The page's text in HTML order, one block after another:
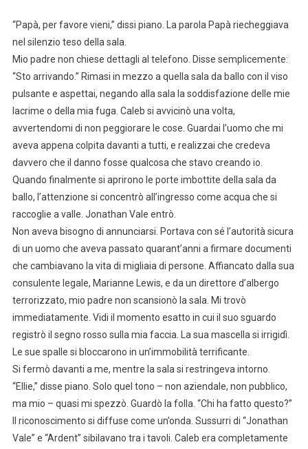
“Papà, per favore vieni,” dissi piano. La parola Papà riecheggiava
nel silenzio teso della sala.
Mio padre non chiese dettagli al telefono. Disse semplicemente:
“Sto arrivando.” Rimasi in mezzo a quella sala da ballo con il viso
pulsante e aspettai, negando alla sala la soddisfazione delle mie
lacrime o della mia fuga. Caleb si avvicinò una volta,
avvertendomi di non peggiorare le cose. Guardai l’uomo che mi
aveva appena colpita davanti a tutti, e realizzai che credeva
davvero che il danno fosse qualcosa che stavo creando io.
Quando finalmente si aprirono le porte imbottite della sala da
ballo, l’attenzione si concentrò all’ingresso come acqua che si
raccoglie a valle. Jonathan Vale entrò.
Non aveva bisogno di annunciarsi. Portava con sé l’autorità sicura
di un uomo che aveva passato quarant’anni a firmare documenti
che cambiavano la vita di migliaia di persone. Affiancato dalla sua
consulente legale, Marianne Lewis, e da un direttore d’albergo
terrorizzato, mio padre non scansionò la sala. Mi trovò
immediatamente. Vidi il momento esatto in cui il suo sguardo
registrò il segno rosso sulla mia faccia. La sua mascella si irrigidì.
Le sue spalle si bloccarono in un’immobilità terrificante.
Si fermò davanti a me, mentre la sala si restringeva intorno.
“Ellie,” disse piano. Solo quel tono – non aziendale, non pubblico,
ma mio – quasi mi spezzò. Guardò la folla. “Chi ha fatto questo?”
Il riconoscimento si diffuse come un’onda. Sussurri di “Jonathan
Vale” e “Ardent” sibilavano tra i tavoli. Caleb era completamente